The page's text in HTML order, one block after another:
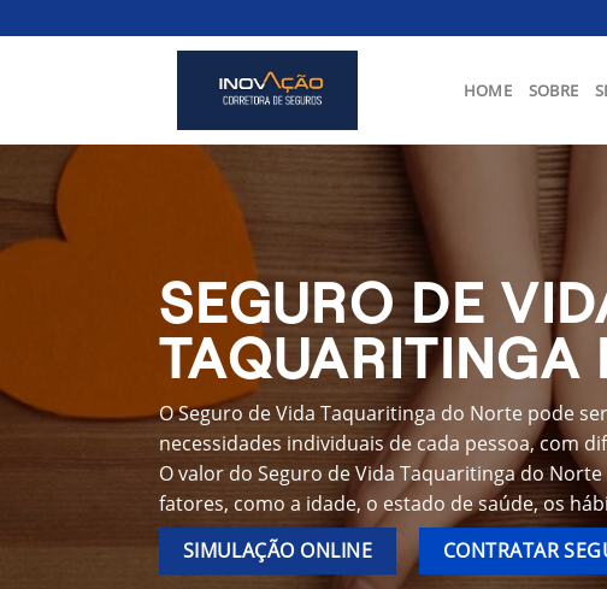
to
HOME SOBRE
SEGURO DE
TAQUARITINGA
O Seguro de Vida Taquaritinga do Norte pode
necessidades individuais de cada pessoa, com
O valor do Seguro de Vida Taquaritinga do
fatores, como a idade, o estado de saúde, os
SIMULAÇÃO ONLINE
CONTRATAR